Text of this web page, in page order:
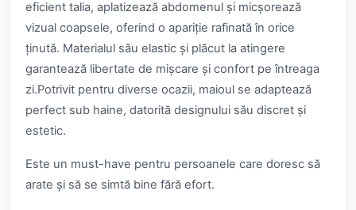
eficient talia, aplatizează abdomenul și micșorează
vizual coapsele, oferind o apariție rafinată în orice
ținută. Materialul său elastic și plăcut la atingere
garantează libertate de mișcare și confort pe întreaga
zi.Potrivit pentru diverse ocazii, maioul se adaptează
perfect sub haine, datorită designului său discret și
estetic.
Este un must-have pentru persoanele care doresc să
arate și să se simtă bine fără efort.